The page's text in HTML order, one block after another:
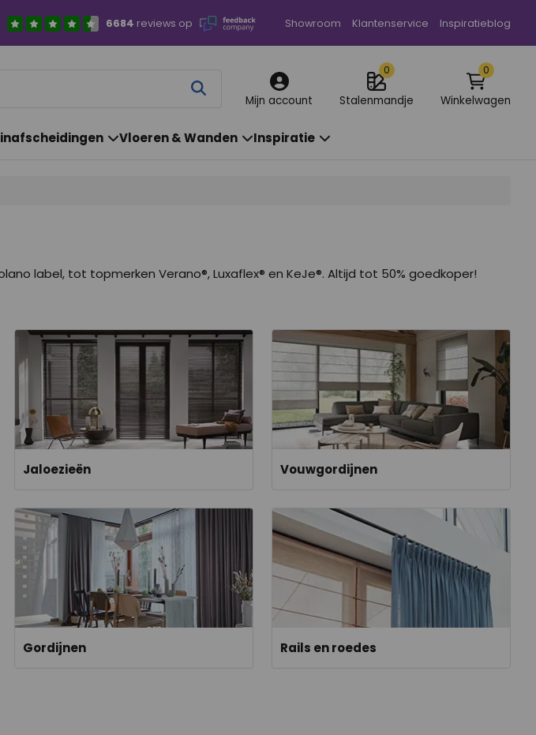
6684 reviews op Showroom Klantenservice Inspiratieblog
Annuleren
Mijn account
0
Stalenmandje
0
Winkelwagen
Vloeren & Wanden Inspiratie
label, tot topmerken Verano®, Luxaflex® en KeJe®. Altijd tot 50% goedkoper!
Jaloezieën Vouwgordijnen
Gordijnen Rails en roedes